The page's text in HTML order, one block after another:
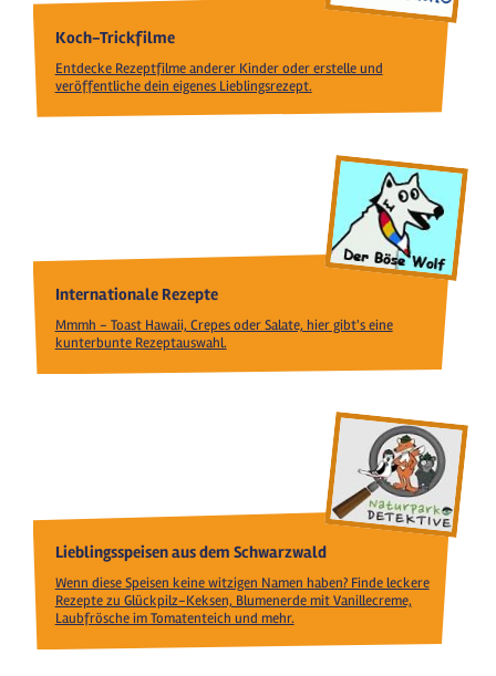
Koch-Trickfilme
Entdecke Rezeptfilme anderer Kinder oder erstelle und
veröffentliche dein eigenes Lieblingsrezept.
Internationale Rezepte
Mmmh - Toast Hawaii, Crepes oder Salate, hier gibt's eine
kunterbunte Rezeptauswahl.
Lieblingsspeisen aus dem Schwarzwald
Wenn diese Speisen keine witzigen Namen haben? Finde leckere
Rezepte zu Glückpilz-Keksen, Blumenerde mit Vanillecreme,
Laubfrösche im Tomatenteich und mehr.